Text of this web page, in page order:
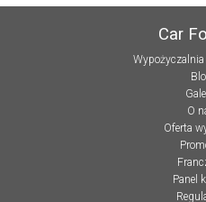
Car
O
Oferta
Panel